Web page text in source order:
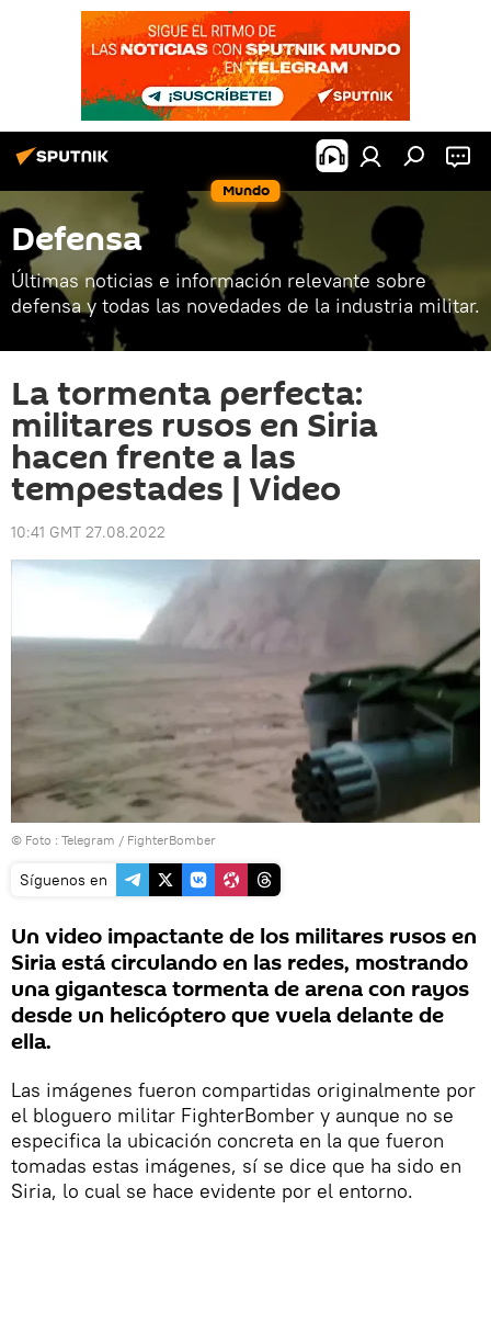
Mundo
Defensa
Últimas noticias e información relevante sobre
defensa y todas las novedades de la industria militar.
La tormenta perfecta:
militares rusos en Siria
hacen frente a las
tempestades | Video
10:41 GMT 27.08.2022
© Foto : Telegram / FighterBomber
Síguenos en
Un video impactante de los militares rusos en
Siria está circulando en las redes, mostrando
una gigantesca tormenta de arena con rayos
desde un helicóptero que vuela delante de
ella.
Las imágenes fueron compartidas originalmente por
el bloguero militar FighterBomber y aunque no se
especifica la ubicación concreta en la que fueron
tomadas estas imágenes, sí se dice que ha sido en
Siria, lo cual se hace evidente por el entorno.